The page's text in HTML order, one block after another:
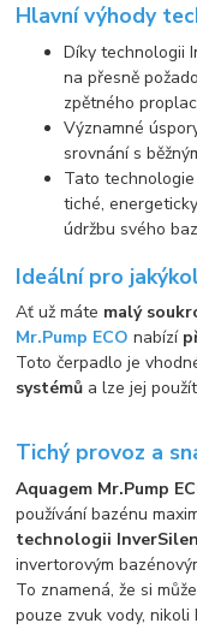
Hlavní výhody
Díky technologii
na přesně
zpětného
Významné
srovnání s
Tato
tiché,
údržbu svého
Ideální pro
Ať už máte malý
Mr.Pump ECO nabízí
Toto čerpadlo je
systémů a lze jej
Tichý provoz a
Aquagem Mr.Pump
používání bazénu
technologii
invertorovým
To znamená, že si
pouze zvuk vody,